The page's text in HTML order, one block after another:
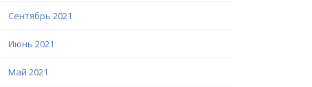
Сентябрь 2021
Июнь 2021
Май 2021